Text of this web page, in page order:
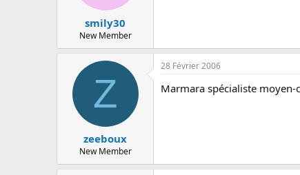
smily30
New Member
Z
zeeboux
New Member
28 Février 2006
Marmara spécialiste